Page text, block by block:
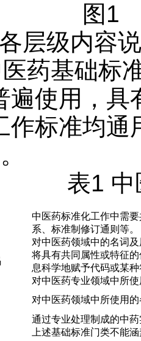
图1
层级内容
药基础标
遍使用，
作标准均通
表1
中医药标准化工作中需
系、标准制修订通则等。
对中医药领域中的名词
将具有共同属性或特征
息科学地赋予代码或某
对中医药专业领域中所
对中医药领域中所使用
通过专业处理制成的中
上述基础标准门类不能